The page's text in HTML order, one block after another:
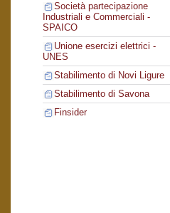
Società partecipazione
Industriali e Commerciali -
SPAICO
Unione esercizi elettrici -
UNES
Stabilimento di Novi Ligure
Stabilimento di Savona
Finsider